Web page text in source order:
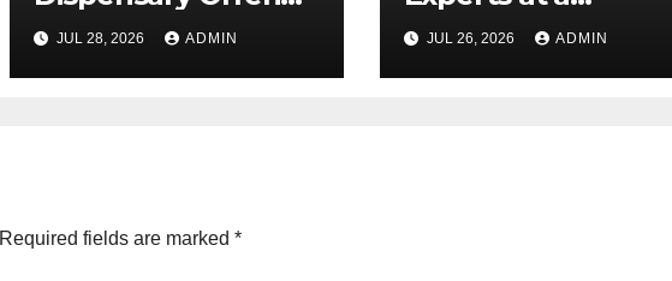
High Quality Flower
Selections
JUL 28, 2026 ADMIN
Dispensary Near Me
JUL 26, 2026 ADMIN
Required fields are marked *